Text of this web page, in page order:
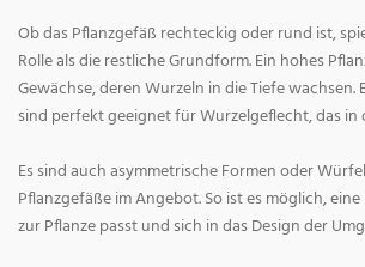
Ob das Pflanzgefäß rechteckig oder rund ist,
Rolle als die restliche Grundform. Ein hohes
Gewächse, deren Wurzeln in die Tiefe wachsen.
sind perfekt geeignet für Wurzelgeflecht, das in
Es sind auch asymmetrische Formen oder
Pflanzgefäße im Angebot. So ist es möglich,
zur Pflanze passt und sich in das Design der